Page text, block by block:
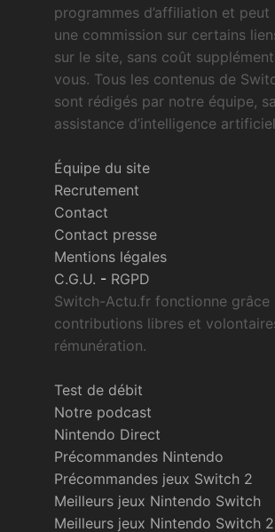
programmes d’affiliation et
une commission sur certains
sur le site, sans coût
vous. Tous les contenus de
sont rédigés par notre équipe,
assistance d’intelligence
Équipe du site
Recrutement
Contact
Contact presse
Mentions légales
C.G.U. - RGPD
Switch-Actu.fr fonctionne grâce
contributions libres et
rémunération.
Test de débit
Notre podcast
Nintendo Direct
Précommandes Nintendo
Précommandes jeux Switch 2
Meilleurs jeux Nintendo Switch
Meilleurs jeux Nintendo Switch 2